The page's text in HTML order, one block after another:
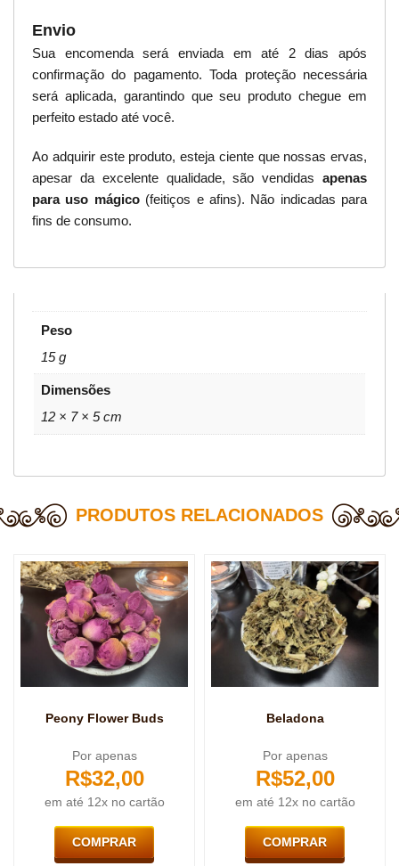
Envio
Sua encomenda será enviada em até 2 dias após
confirmação do pagamento. Toda proteção necessária
será aplicada, garantindo que seu produto chegue em
perfeito estado até você.
Ao adquirir este produto, esteja ciente que nossas ervas,
apesar da excelente qualidade, são vendidas apenas
para uso mágico(feitiços e afins). Não indicadas para
fins de consumo.
Peso
15 g
Dimensões
12 × 7 × 5 cm
PRODUTOS RELACIONADOS
Peony Flower Buds
Por apenas
R$32,00
em até 12x no cartão
COMPRAR
Beladona
Por apenas
R$52,00
em até 12x no cartão
COMPRAR